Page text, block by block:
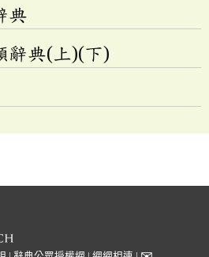
典
辭典(上)(下)